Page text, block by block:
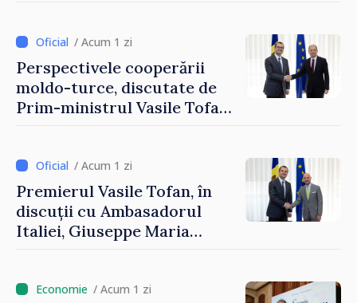
Reuniune la Moghiliov-
Podolsk
/ Acum 1 zi
Perspectivele cooperării
moldo-turce, discutate de
Prim-ministrul Vasile Tofan
/ Acum 1 zi
Premierul Vasile Tofan, în
discuții cu Ambasadorul
Italiei, Giuseppe Maria
/ Acum 1 zi